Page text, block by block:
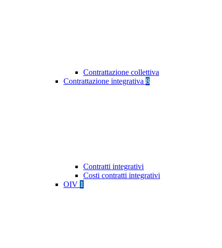
Contrattazione collettiva
Contrattazione integrativa 8
Contratti integrativi
Costi contratti integrativi
OIV 1